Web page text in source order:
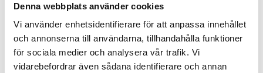
Denna webbplats använder cookies
Vi använder enhetsidentifierare för att anpassa innehållet
och annonserna till användarna, tillhandahålla funktioner
för sociala medier och analysera vår trafik. Vi
vidarebefordrar även sådana identifierare och annan
till fast- och rullande järnvägsmaterial samt för
LÄS MER